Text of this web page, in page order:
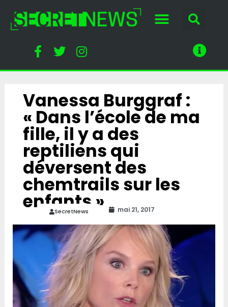
Vanessa Burggraf :
« Dans l’école de ma
fille, il y a des
reptiliens qui
déversent des
chemtrails sur les
enfants »
SecretNews mai 21, 2017